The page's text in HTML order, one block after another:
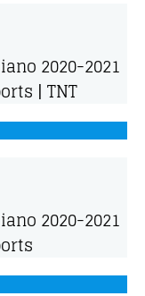
2020-2021
| TNT
2020-2021